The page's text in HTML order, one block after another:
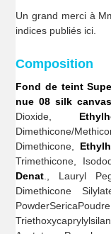
Un grand merci à
indices publiés ici.
Composition
Fond de teint
nue 08 silk canvas
Dioxide,
Dimethicone/
Dimethicone,
Trimethicone,
Denat ., Lauryl
Dimethicone